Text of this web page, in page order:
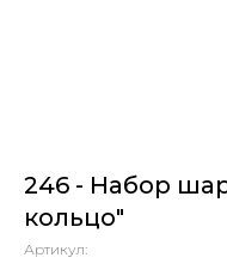
246 - Набор
кольцо"
Артикул: